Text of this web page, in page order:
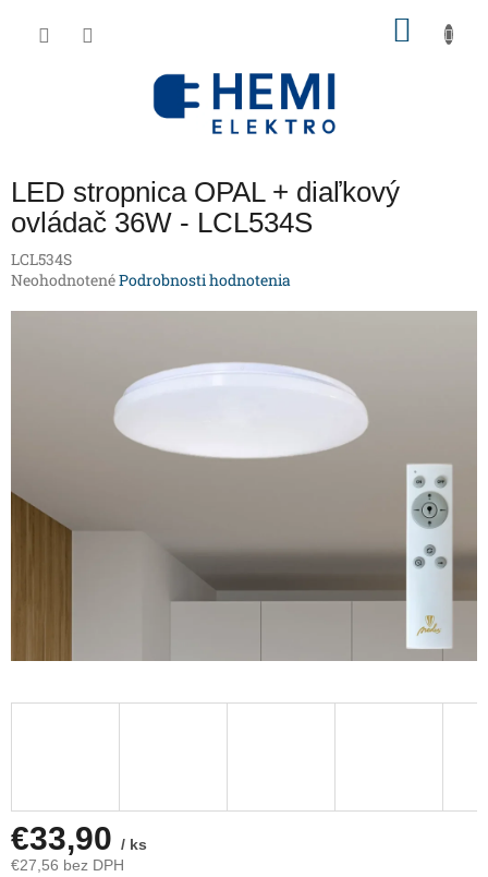
LED stropnica OPAL + diaľkový
ovládač 36W - LCL534S
LCL534S
Priemerné
NeohodnotenéPodrobnosti hodnotenia
€33,90 / ks
€27,56 bez DPH